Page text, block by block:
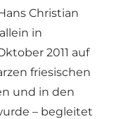
Christian
in
2011 auf
friesischen
und in den
– begleitet